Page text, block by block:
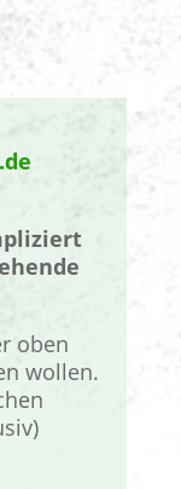
oben
wollen.